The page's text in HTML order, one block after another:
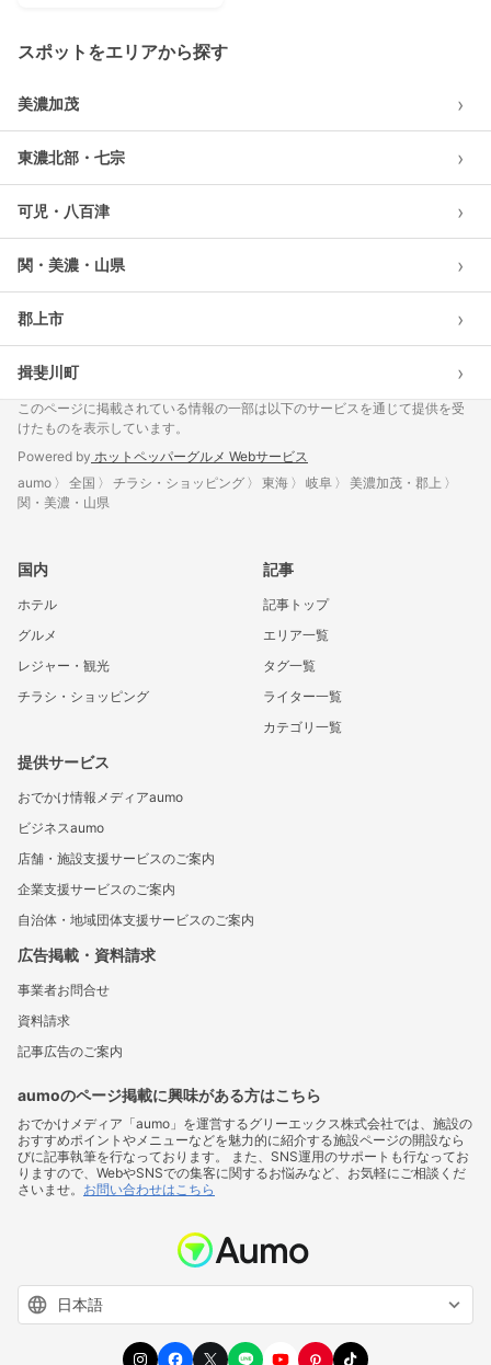
スポットをエリアから探す
美濃加茂 ›
東濃北部・七宗 ›
可児・八百津 ›
関・美濃・山県 ›
郡上市 ›
揖斐川町 ›
このページに掲載されている情報の一部は以下のサービスを通じて提供を受
けたものを表示しています。
Powered by ホットペッパーグルメ Webサービス
aumo
全国 チラシ・ショッピング 東海 岐阜
美濃加茂・郡上
関・美濃・山県
国内
ホテル
グルメ
レジャー・観光
チラシ・ショッピング
記事
記事トップ
エリア一覧
タグ一覧
ライター一覧
カテゴリ一覧
提供サービス
おでかけ情報メディアaumo
ビジネスaumo
店舗・施設支援サービスのご案内
企業支援サービスのご案内
自治体・地域団体支援サービスのご案内
広告掲載・資料請求
事業者お問合せ
資料請求
記事広告のご案内
aumoのページ掲載に興味がある方はこちら
おでかけメディア「aumo」を運営するグリーエックス株式会社では、施設の
おすすめポイントやメニューなどを魅力的に紹介する施設ページの開設なら
びに記事執筆を行なっております。 また、SNS運用のサポートも行なってお
りますので、WebやSNSでの集客に関するお悩みなど、お気軽にご相談くだ
さいませ。 お問い合わせはこちら